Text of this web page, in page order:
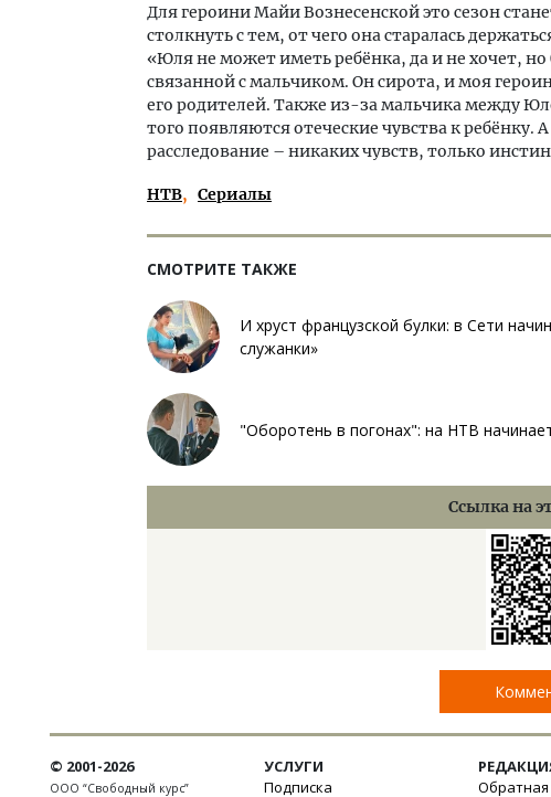
Для героини Майи Вознесенской это сезон
столкнуть с тем, от чего она старалась
«Юля не может иметь ребёнка, да и не хочет,
связанной с мальчиком. Он сирота, и моя
его родителей. Также из-за мальчика между
того появляются отеческие чувства к ребёнку.
расследование – никаких чувств, только
НТВ Сериалы
СМОТРИТЕ ТАКЖЕ
И хруст французской булки: в Сети
служанки»
"Оборотень в погонах": на НТВ
Ссылка на
© 2001-2026
ООО “Свободный курс”
УСЛУГИ
Подписка
Обратная